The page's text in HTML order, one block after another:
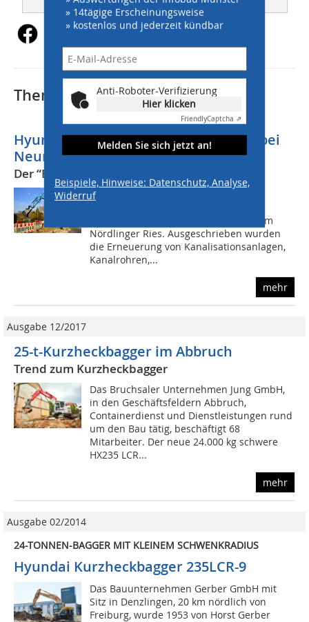
» 14tägige Erscheinungsweise
» kostenlos und jederzeit kündbar
Anti-Roboter-Verifizierung
Hier klicken
FriendlyCaptcha ⇗
Melden Sie sich jetzt an!
Beispiele, Hinweise: Datenschutz, Analyse,
Widerruf
Thematisch passende Artikel:
Hyundai-Kurzheckbagger im Einsatz bei
Neureiter
Der “Blaue Riese” im Kanalbau
Auftraggeber für eine umfassende
Marktoffingen in Bayrisch Schwaben im
Nördlinger Ries. Ausgeschrieben wurden
die Erneuerung von Kanalisationsanlagen,
Kanalrohren,...
mehr
Ausgabe 12/2017
25-t-Kurzheckbagger im Abbruch
Trend zum Kurzheckbagger
Das Bruchsaler Unternehmen Jung GmbH,
in den Geschäftsfeldern Abbruch,
Containerdienst und Dienstleistungen rund
um den Bau tätig, beschäftigt 68
Mitarbeiter. Der neue 24.000 kg schwere
HX235 LCR...
mehr
Ausgabe 02/2014
24-TONNEN-BAGGER MIT KLEINEM SCHWENKRADIUS
Hyundai Kurzheckbagger 235LCR-9
Das Bauunternehmen Gerber GmbH mit
Sitz in Denzlingen, 20 km nördlich von
Freiburg, wurde 1953 von Horst Gerber